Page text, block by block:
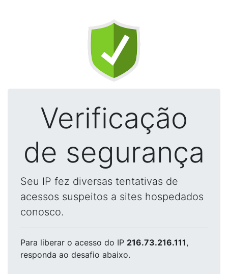
Verificação
de segurança
Seu IP fez diversas tentativas de
acessos suspeitos a sites hospedados
conosco.
Para liberar o acesso do IP 216.73.216.111,
responda ao desafio abaixo.